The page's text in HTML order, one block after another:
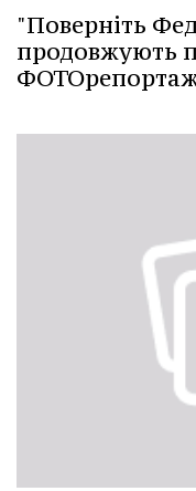
"Поверніть
продовжують